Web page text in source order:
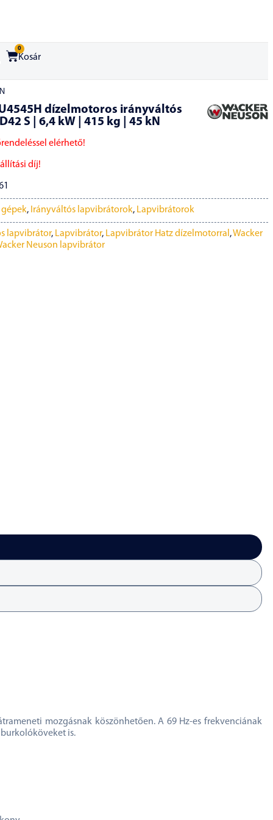
0
Kosár
dízelmotoros irányváltós
S | 6,4 kW | 415 kg | 45 kN
elérhető!
díj!
, Irányváltós lapvibrátorok, Lapvibrátorok
lapvibrátor, Lapvibrátor, Lapvibrátor Hatz dízelmotorral ,Wacker
Neuson lapvibrátor
mozgásnak köszönhetően. A 69 Hz-es frekvenciának
is.